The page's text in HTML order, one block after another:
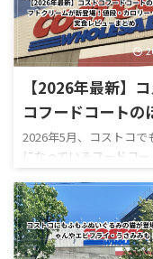
【2026年最新】
コフードコートの
じ茶ソフトクリー
新登場！値段・カ
ー・口コミ・実食
ューまとめ
2026年5月、コストコで
になっているフードコ
作スイーツ「ほうじ茶ソ
クリーム」が登場しま
ほうじ茶好きにはたま
和スイーツで、販売開
らSNSでも話題になって